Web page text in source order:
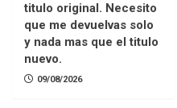
titulo original. Necesito
que me devuelvas solo
y nada mas que el titulo
nuevo.
09/08/2026